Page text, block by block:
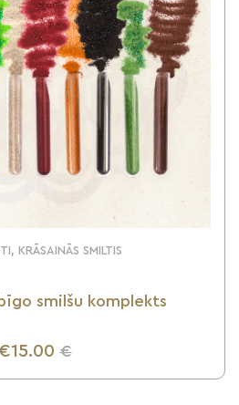
KRĀSAINĀS SMILTIS
smilšu komplekts
€
UZZINI VAIRĀK